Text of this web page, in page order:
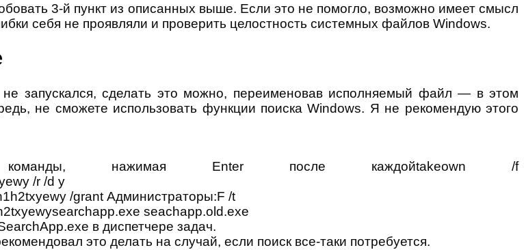
3-й пункт из описанных выше. Если это не помогло, возможно имеет смысл
себя не проявляли и проверить целостность системных файлов Windows.
запускался, сделать это можно, переименовав исполняемый файл — в этом
не сможете использовать функции поиска Windows. Я не рекомендую этого
нажимая Enter после каждойtakeown /f
/r /d y
/grant Администраторы:F /t
seachapp.old.exe
в диспетчере задач.
это делать на случай, если поиск все-таки потребуется.